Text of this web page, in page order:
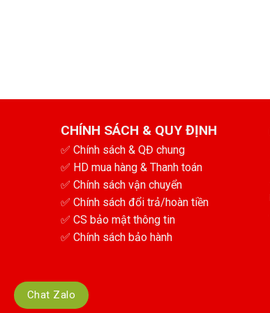
CHÍNH SÁCH & QUY ĐỊNH
✅ Chính sách & QĐ chung
✅ HD mua hàng & Thanh toán
✅ Chính sách vận chuyển
✅ Chính sách đổi trả/hoàn tiền
✅ CS bảo mật thông tin
✅ Chính sách bảo hành
Chat Zalo